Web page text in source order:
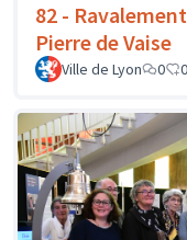
82 -
Pierre de Vaise
Ville de Lyon 0 0